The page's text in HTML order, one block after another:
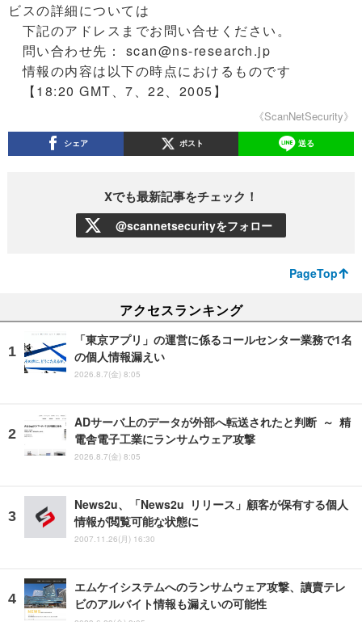
ビスの詳細については
下記のアドレスまでお問い合せください。
問い合わせ先： scan@ns-research.jp
情報の内容は以下の時点におけるものです
【18:20 GMT、7、22、2005】
《ScanNetSecurity》
シェア ポスト 送る
Xでも最新記事をチェック！
@scannetsecurityをフォロー
PageTop
アクセスランキング
「東京アプリ」の運営に係るコールセンター業務で1名
の個人情報漏えい
2026.8.7(金) 8:05
ADサーバ上のデータが外部へ転送されたと判断 ～ 精
電舎電子工業にランサムウェア攻撃
2026.8.7(金) 8:05
News2u、「News2u リリース」顧客が保有する個人
情報が閲覧可能な状態に
2007.11.26(月) 16:30
エムケイシステムへのランサムウェア攻撃、讀賣テレ
ビのアルバイト情報も漏えいの可能性